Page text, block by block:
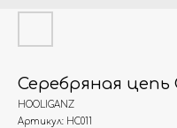
Серебряная цепь
HOOLIGANZ
Артикул: HC011